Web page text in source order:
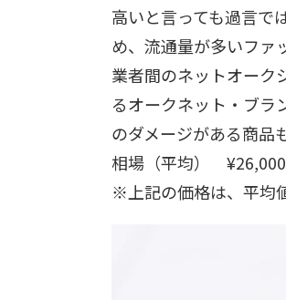
高いと言っても過言で
め、流通量が多いファ
業者間のネットオーク
るオークネット・ブラ
のダメージがある商品
相場（平均）
※上記の価格は、平均